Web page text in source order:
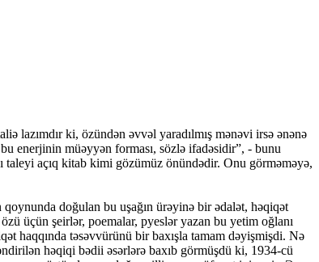
lazımdır ki, özündən əvvəl yaradılmış mənəvi irsə ənənə
bu enerjinin müəyyən forması, sözlə ifadəsidir”, - bunu
açıq kitab kimi gözümüz önündədir. Onu görməməyə,
qoynunda doğulan bu uşağın ürəyinə bir ədalət, həqiqət
üçün şeirlər, poemalar, pyeslər yazan bu yetim oğlanı
haqqında təsəvvürünü bir baxışla tamam dəyişmişdi. Nə
həqiqi bədii əsərlərə baxıb görmüşdü ki, 1934-cü